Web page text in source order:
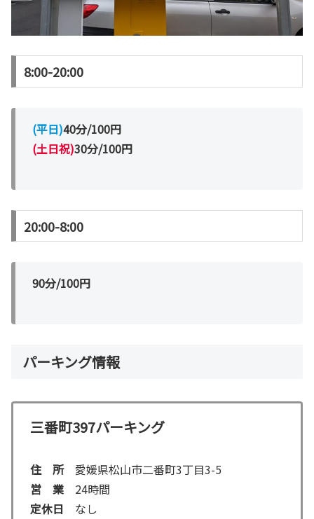
8:00-20:00
(平日)40分/100円
(土日祝)30分/100円
20:00-8:00
90分/100円
パーキング情報
三番町397パーキング
住 所愛媛県松山市二番町3丁目3-5
営 業 24時間
定休日 なし